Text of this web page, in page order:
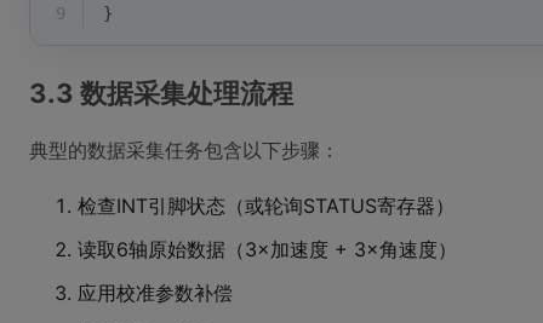
9
}
3.3 数据采集处理流程
典型的数据采集任务包含以下步骤：
检查INT引脚状态（或轮询STATUS寄存器）
读取6轴原始数据（3×加速度 + 3×角速度）
应用校准参数补偿